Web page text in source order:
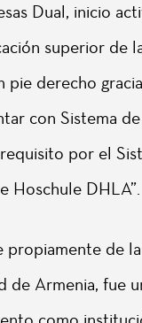
Dual, inicio
superior de
derecho
con Sistema
por el
Hoschule DHLA”.
propiamente de
de Armenia, fue